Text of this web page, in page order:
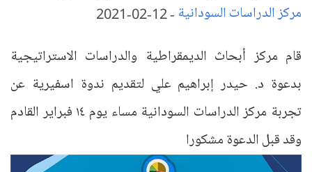
مركز الدراسات السودانية -
12-02-2021
قام مركز أبحاث الديمقراطية والدراسات الاستراتيجية
بدعوة د. حيدر إبراهيم علي لتقديم ندوة اسفيرية عن
تجربة مركز الدراسات السودانية مساء يوم ١٤ فبراير القادم
وقد قبل الدعوة مشكورا